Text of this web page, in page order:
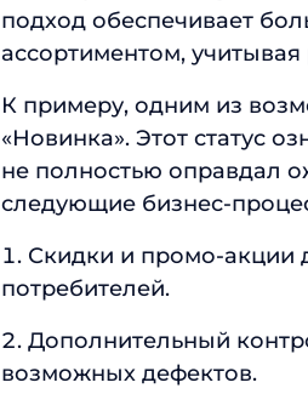
подход обеспечивает
ассортиментом,
К примеру, одним из
«Новинка». Этот статус
не полностью оправдал
следующие бизнес-
Скидки и промо-акции
потребителей.
Дополнительный
возможных дефектов.